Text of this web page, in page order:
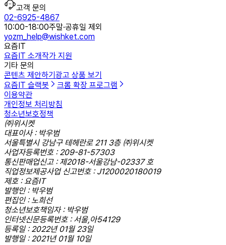
고객 문의
02-6925-4867
10:00-18:00주말·공휴일 제외
yozm_help@wishket.com
요즘IT
요즘IT 소개작가 지원
기타 문의
콘텐츠 제안하기 광고 상품 보기
요즘IT 슬랙봇
크롬 확장 프로그램
이용약관
개인정보 처리방침
청소년보호정책
㈜위시켓
대표이사 : 박우범
서울특별시 강남구 테헤란로 211 3층 ㈜위시켓
사업자등록번호 : 209-81-57303
통신판매업신고 : 제2018-서울강남-02337 호
직업정보제공사업 신고번호 : J1200020180019
제호 : 요즘IT
발행인 : 박우범
편집인 : 노희선
청소년보호책임자 : 박우범
인터넷신문등록번호 : 서울,아54129
등록일 : 2022년 01월 23일
발행일 : 2021년 01월 10일